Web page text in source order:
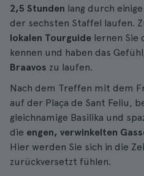
2,5 Stunden lang durch
der sechsten Staffel laufen.
lokalen Tourguide lernen Sie
kennen und haben das
Braavos zu laufen.
Nach dem Treffen mit dem
auf der Plaça de Sant Feliu,
gleichnamige Basilika und
die engen, verwinkelten
Hier werden Sie sich in die
zurückversetzt fühlen.